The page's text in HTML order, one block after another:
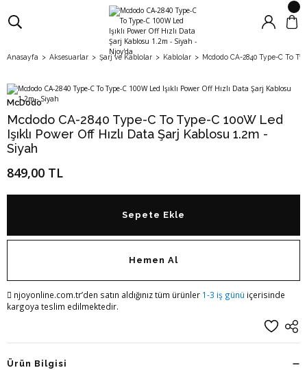
Anasayfa Aksesuarlar Şarj ve Kablolar Kablolar Mcdodo CA-2840 Type-C To
McDodo
Mcdodo CA-2840 Type-C To Type-C 100W Led
Işıklı Power Off Hızlı Data Şarj Kablosu 1.2m -
Siyah
849,00 TL
Sepete Ekle
Hemen Al
njoyonline.com.tr’den satın aldığınız tüm ürünler 1-3 iş günü içerisinde
kargoya teslim edilmektedir.
Ürün Bilgisi